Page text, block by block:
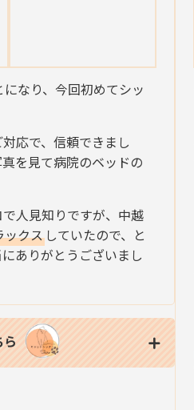
なり、今回初めてシッ
応で、信頼できまし
を見て病院のベッドの
人見知りですが、中越
ックス していたので、と
ありがとうございまし